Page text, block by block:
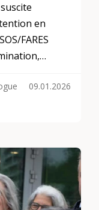
en
FARES
Peter
faveur des
09.01.2026